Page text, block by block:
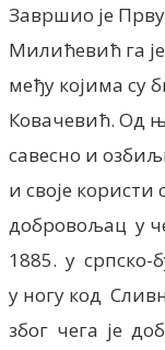
Завршио је
Милићевић га је
међу којима су
Ковачевић. Од
савесно и
и своје
добровољац у
1885. у српско-
у ногу код
због чега је